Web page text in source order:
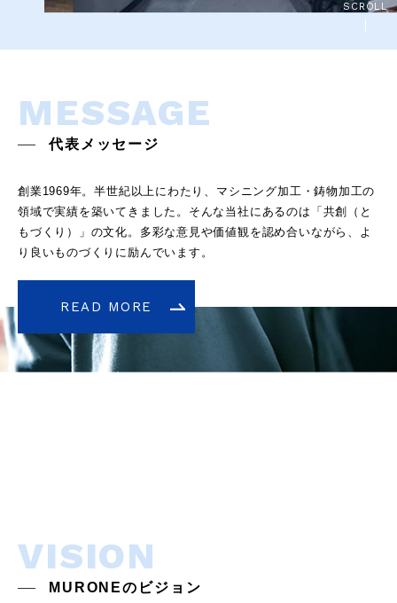
SCROLL
MESSAGE
代表メッセージ
創業1969年。半世紀以上にわたり、マシニング加工・鋳物加工の
領域で実績を築いてきました。そんな当社にあるのは「共創（と
もづくり）」の文化。多彩な意見や価値観を認め合いながら、よ
り良いものづくりに励んでいます。
READ MORE
VISION
MURONEのビジョン